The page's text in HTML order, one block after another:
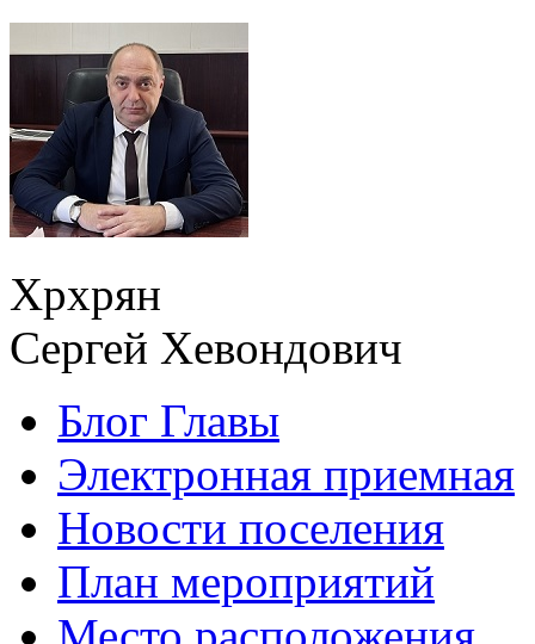
Хрхрян
Сергей Хевондович
Блог Главы
Электронная приемная
Новости поселения
План мероприятий